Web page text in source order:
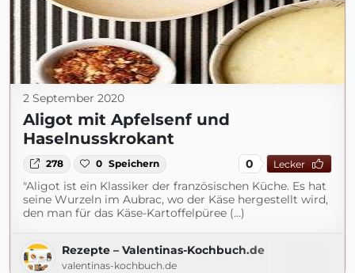
2 September 2020
Aligot mit Apfelsenf und
Haselnusskrokant
278 0 Speichern 0 Lecker
"Aligot ist ein Klassiker der französischen Küche. Es hat
seine Wurzeln im Aubrac, wo der Käse hergestellt wird,
den man für das Käse-Kartoffelpüree (...)
Rezepte – Valentinas-Kochbuch.de
valentinas-kochbuch.de